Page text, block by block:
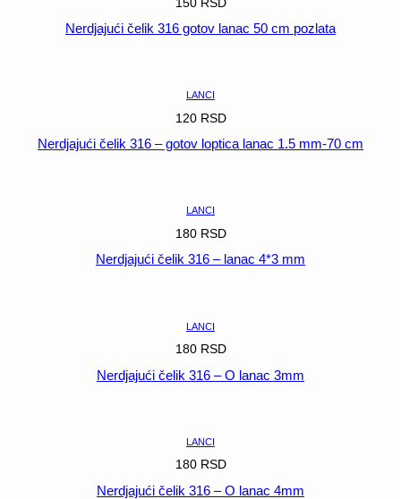
Nerdjajući čelik 316 gotov lanac 50 cm pozlata
LANCI
120 RSD
Nerdjajući čelik 316 – gotov loptica lanac 1.5 mm-70 cm
LANCI
180 RSD
Nerdjajući čelik 316 – lanac 4*3 mm
LANCI
180 RSD
Nerdjajući čelik 316 – O lanac 3mm
LANCI
180 RSD
Nerdjajući čelik 316 – O lanac 4mm